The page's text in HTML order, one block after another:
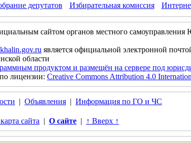
депутатов Избирательная комиссия
сайтом органов местного
является официальной электронной
области
продуктом и размещён на сервере под
лицензии: Creative Commons Attribution 4.0
| Объявления | Информация по ГО и ЧС
сайта | О сайте | ↑ Вверх ↑